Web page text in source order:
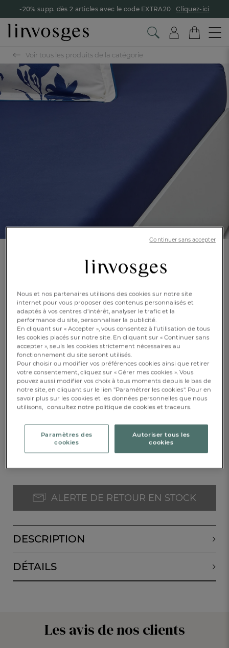
-20% supp. dès 2 articles avec le code EXTRA20 Cliquez-ici
FR DE
AT
Voir tous les produits de la catégorie
Réf : 993454101
Percale 100%
coton
En savoir +
Caractéristique :
Drap-housse 1 pers. bonnet 35 cm
90x190cm 140x190cm 160x200cm
180x200cm
CHF. 48.-
ALERTE DE RETOUR EN STOCK
DESCRIPTION
DÉTAILS
Les avis de nos clients
Nous et nos partenaires utilisons des cookies sur notre site
internet pour vous proposer des contenus personnalisés et
adaptés à vos centres d’intérêt, analyser le trafic et la
performance du site, personnaliser la publicité.
En cliquant sur « Accepter », vous consentez à l'utilisation de tous
les cookies placés sur notre site. En cliquant sur « Continuer sans
accepter », seuls les cookies strictement nécessaires au
fonctionnement du site seront utilisés.
Pour choisir ou modifier vos préférences cookies ainsi que retirer
votre consentement, cliquez sur « Gérer mes cookies ». Vous
pouvez aussi modifier vos choix à tous moments depuis le bas de
notre site, en cliquant sur le lien "Paramétrer les cookies". Pour en
savoir plus sur les cookies et les données personnelles que nous
utilisons, consultez notre politique de cookies et traceurs.
Paramètres des
cookies
Autoriser tous les
cookies
Continuer sans accepter